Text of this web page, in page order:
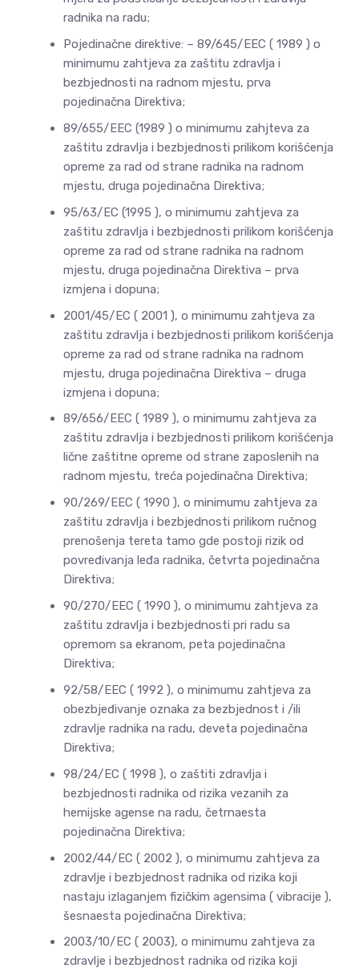
radnika na radu;
Pojedinačne direktive: – 89/645/EEC ( 1989 ) o
minimumu zahtjeva za zaštitu zdravlja i
bezbjednosti na radnom mjestu, prva
pojedinačna Direktiva;
89/655/EEC (1989 ) o minimumu zahjteva za
zaštitu zdravlja i bezbjednosti prilikom korišćenja
opreme za rad od strane radnika na radnom
mjestu, druga pojedinačna Direktiva;
95/63/EC (1995 ), o minimumu zahtjeva za
zaštitu zdravlja i bezbjednosti prilikom korišćenja
opreme za rad od strane radnika na radnom
mjestu, druga pojedinačna Direktiva – prva
izmjena i dopuna;
2001/45/EC ( 2001 ), o minimumu zahtjeva za
zaštitu zdravlja i bezbjednosti prilikom korišćenja
opreme za rad od strane radnika na radnom
mjestu, druga pojedinačna Direktiva – druga
izmjena i dopuna;
89/656/EEC ( 1989 ), o minimumu zahtjeva za
zaštitu zdravlja i bezbjednosti prilikom korišćenja
lične zaštitne opreme od strane zaposlenih na
radnom mjestu, treća pojedinačna Direktiva;
90/269/EEC ( 1990 ), o minimumu zahtjeva za
zaštitu zdravlja i bezbjednosti prilikom ručnog
prenošenja tereta tamo gde postoji rizik od
povređivanja leđa radnika, četvrta pojedinačna
Direktiva;
90/270/EEC ( 1990 ), o minimumu zahtjeva za
zaštitu zdravlja i bezbjednosti pri radu sa
opremom sa ekranom, peta pojedinačna
Direktiva;
92/58/EEC ( 1992 ), o minimumu zahtjeva za
obezbjeđivanje oznaka za bezbjednost i /ili
zdravlje radnika na radu, deveta pojedinačna
Direktiva;
98/24/EC ( 1998 ), o zaštiti zdravlja i
bezbjednosti radnika od rizika vezanih za
hemijske agense na radu, četrnaesta
pojedinačna Direktiva;
2002/44/EC ( 2002 ), o minimumu zahtjeva za
zdravlje i bezbjednost radnika od rizika koji
nastaju izlaganjem fizičkim agensima ( vibracije ),
šesnaesta pojedinačna Direktiva;
2003/10/EC ( 2003), o minimumu zahtjeva za
zdravlje i bezbjednost radnika od rizika koji